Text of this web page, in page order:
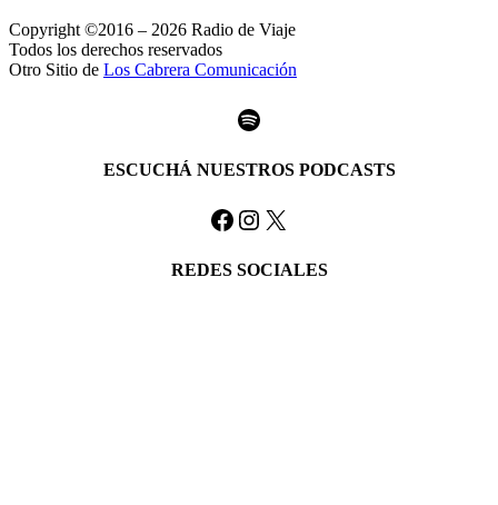
Copyright ©2016 – 2026 Radio de Viaje
Todos los derechos reservados
Otro Sitio de Los Cabrera Comunicación
Spotify
ESCUCHÁ NUESTROS PODCASTS
Facebook
Instagram
X
REDES SOCIALES